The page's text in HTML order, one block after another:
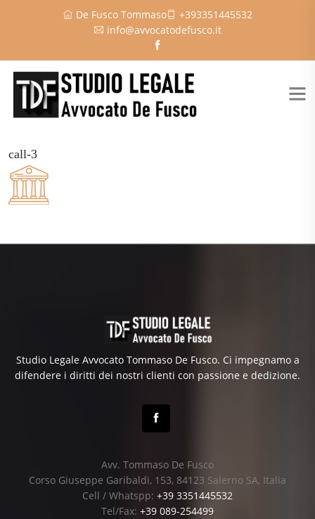
De Fusco Tommaso
+393351445532
info@avvocatodefusco.it
call-3
Studio Legale Avvocato Tommaso De Fusco. Ci impegnamo a
difendere i diritti dei nostri clienti con passione e dedizione.
Avv. Tommaso De Fusco
Corso Giuseppe Garibaldi, 153, 84123 Salerno SA, Italia
Cell / Whatspp: +39 3351445532
Tel/Fax: +39 089-254499